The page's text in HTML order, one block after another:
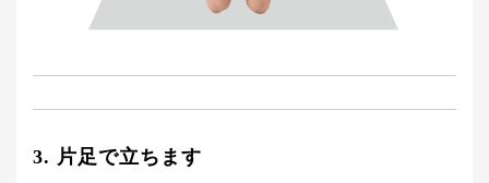
3. 片足で立ちます